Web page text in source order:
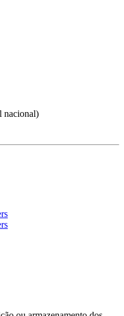
nacional)